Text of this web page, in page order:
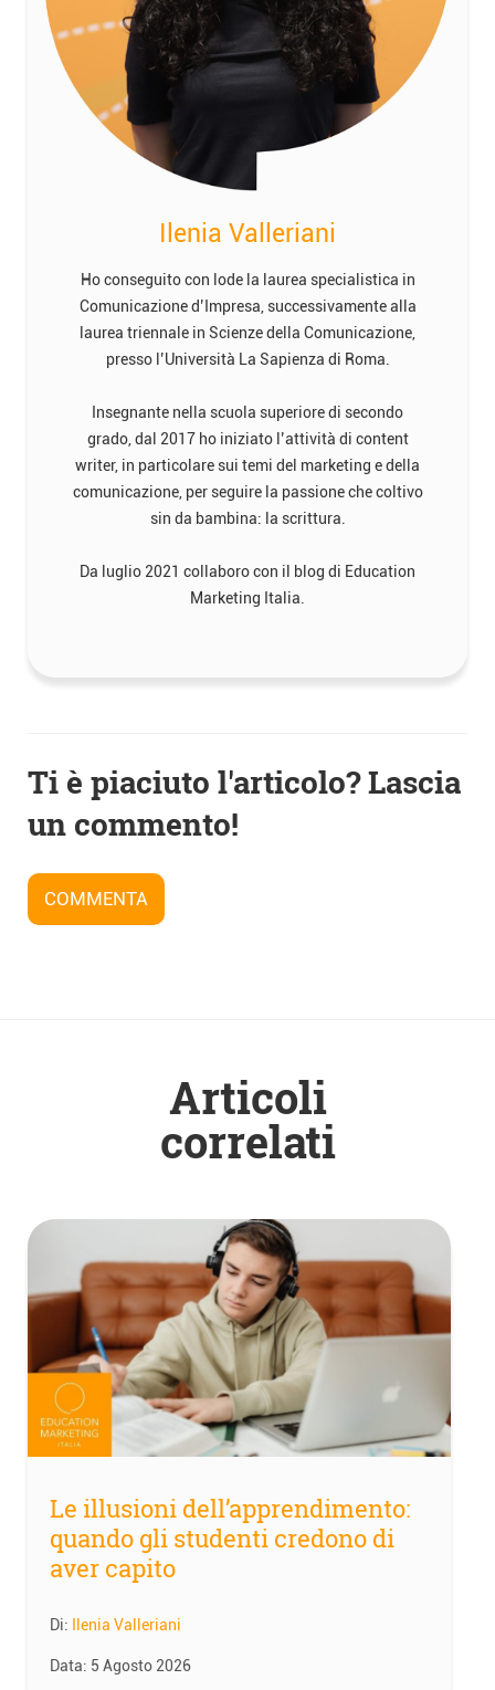
Ilenia Valleriani
Ho conseguito con lode la laurea specialistica in
Comunicazione d’Impresa, successivamente alla
laurea triennale in Scienze della Comunicazione,
presso l’Università La Sapienza di Roma.
Insegnante nella scuola superiore di secondo
grado, dal 2017 ho iniziato l’attività di content
writer, in particolare sui temi del marketing e della
comunicazione, per seguire la passione che coltivo
sin da bambina: la scrittura.
Da luglio 2021 collaboro con il blog di Education
Marketing Italia.
Navigazione
articoli
Ti è piaciuto l'articolo? Lascia
un commento!
COMMENTA
Articoli
correlati
Le illusioni dell’apprendimento:
quando gli studenti credono di
aver capito
Di: Ilenia Valleriani
Data: 5 Agosto 2026